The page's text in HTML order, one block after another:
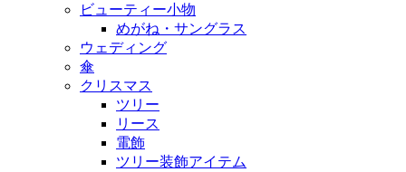
ビューティー小物
めがね・サングラス
ウェディング
傘
クリスマス
ツリー
リース
電飾
ツリー装飾アイテム